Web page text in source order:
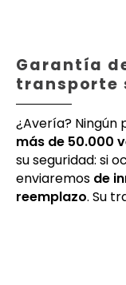
Garantía
transporte
¿Avería? Ningún
más de 50.000
su seguridad: si
enviaremos de
reemplazo. Su